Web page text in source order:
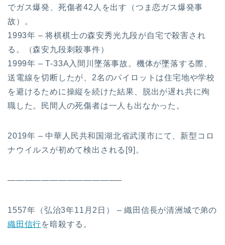
でガス爆発、死傷者42人を出す（つま恋ガス爆発事
故）。
1993年 – 将棋棋士の森安秀光九段が自宅で殺害され
る。（森安九段刺殺事件）
1999年 – T-33A入間川墜落事故。機体が墜落する際、
送電線を切断したが、2名のパイロットは住宅地や学校
を避けるために操縦を続けた結果、脱出が遅れ共に殉
職した。民間人の死傷者は一人も出なかった。
2019年 – 中華人民共和国湖北省武漢市にて、新型コロ
ナウイルスが初めて検出される[9]。
—————————————–
1557年（弘治3年11月2日） – 織田信長が清洲城で弟の
織田信行を暗殺する。